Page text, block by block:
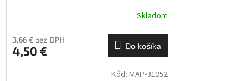
Skladom
3,66 € bez DPH
4,50 € Do košíka
Kód: MAP-31952